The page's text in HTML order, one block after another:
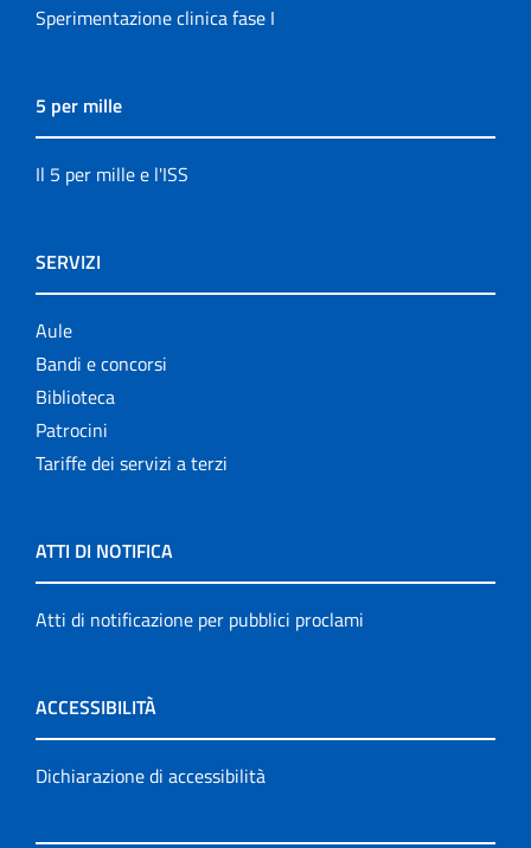
Sperimentazione clinica fase I
5 per mille
Il 5 per mille e l'ISS
SERVIZI
Aule
Bandi e concorsi
Biblioteca
Patrocini
Tariffe dei servizi a terzi
ATTI DI NOTIFICA
Atti di notificazione per pubblici proclami
ACCESSIBILITÀ
Dichiarazione di accessibilità